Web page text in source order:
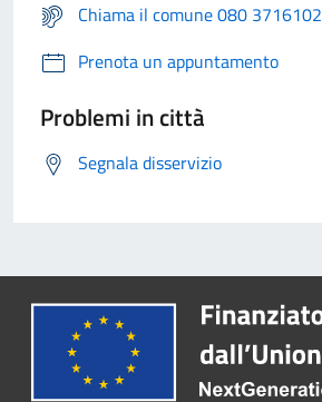
Chiama il comune 080 3716102
Prenota un appuntamento
Problemi in città
Segnala disservizio